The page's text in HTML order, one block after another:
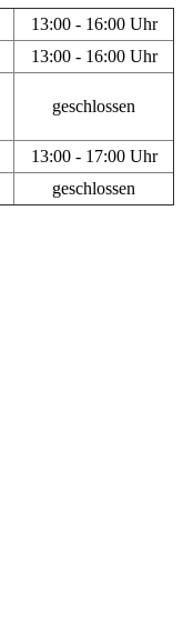
13:00 - 16:00 Uhr
13:00 - 16:00 Uhr
geschlossen
13:00 - 17:00 Uhr
geschlossen